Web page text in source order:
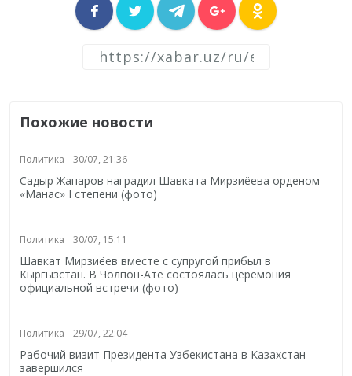
Похожие новости
Политика 30/07, 21:36
Садыр Жапаров наградил Шавката Мирзиёева орденом
«Манас» I степени (фото)
Политика 30/07, 15:11
Шавкат Мирзиёев вместе с супругой прибыл в
Кыргызстан. В Чолпон-Ате состоялась церемония
официальной встречи (фото)
Политика 29/07, 22:04
Рабочий визит Президента Узбекистана в Казахстан
завершился